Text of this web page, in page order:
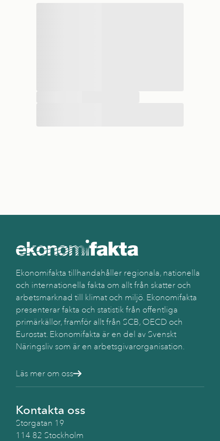
Ekonomifakta tillhandahåller regionala, nationella
och internationella fakta om allt från skatter och
arbetsmarknad till klimat och miljö. Ekonomifakta
presenterar fakta och statistik från offentliga
primärkällor, framför allt från SCB, OECD och
Eurostat. Ekonomifakta är en del av Svenskt
Näringsliv som är en arbetsgivarorganisation.
Läs mer om oss
Kontakta oss
Storgatan 19
114 82 Stockholm